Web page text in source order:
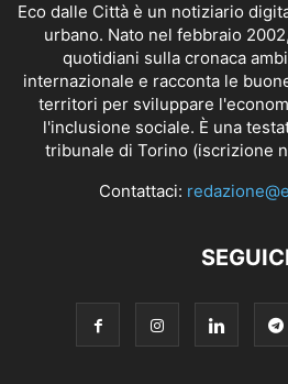
Eco dalle Città è un notiziario
urbano. Nato nel febbraio
quotidiani sulla cronaca
internazionale e racconta le
territori per sviluppare
l'inclusione sociale. È una
tribunale di Torino (iscrizione
Contattaci: